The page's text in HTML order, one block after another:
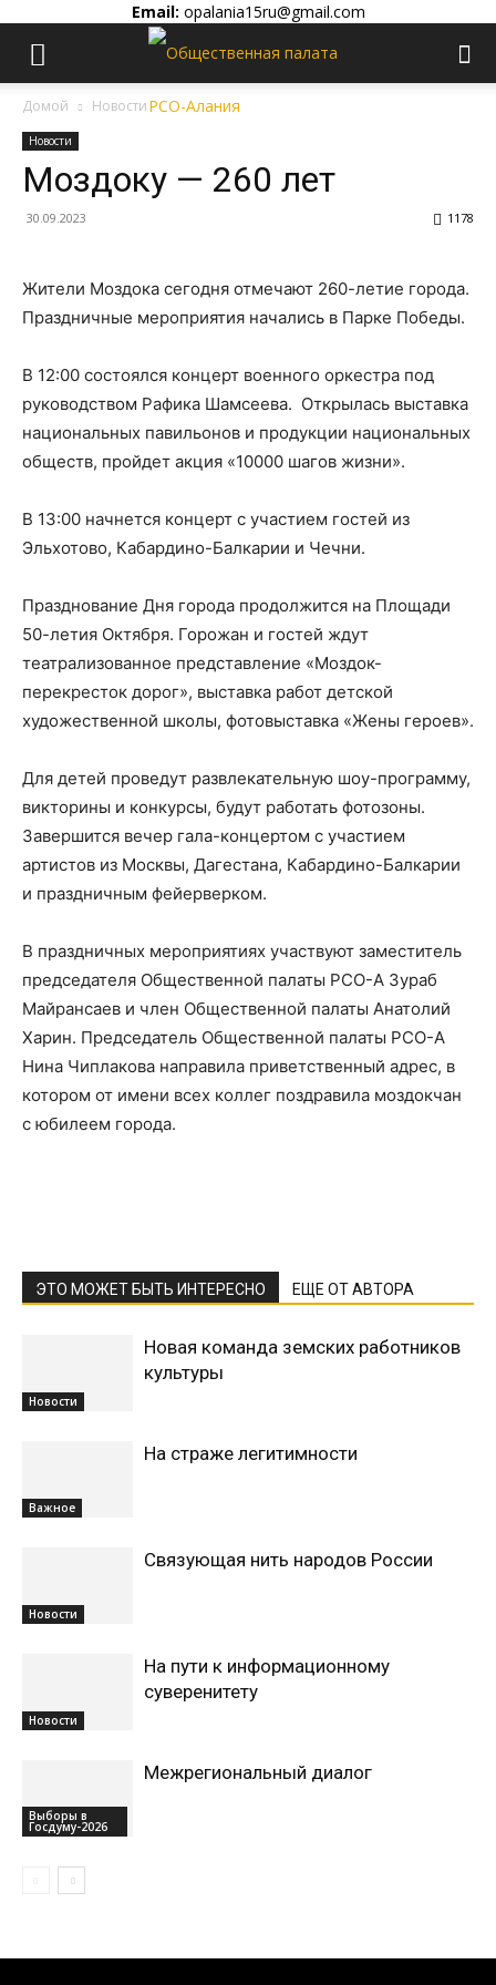
Email: opalania15ru@gmail.com
Домой Новости
Новости
Моздоку — 260 лет
30.09.2023 1178
Жители Моздока сегодня отмечают 260-летие города.
Праздничные мероприятия начались в Парке Победы.
В 12:00 состоялся концерт военного оркестра под
руководством Рафика Шамсеева. Открылась выставка
национальных павильонов и продукции национальных
обществ, пройдет акция «10000 шагов жизни».
В 13:00 начнется концерт с участием гостей из
Эльхотово, Кабардино-Балкарии и Чечни.
Празднование Дня города продолжится на Площади
50-летия Октября. Горожан и гостей ждут
театрализованное представление «Моздок-
перекресток дорог», выставка работ детской
художественной школы, фотовыставка «Жены героев».
Для детей проведут развлекательную шоу-программу,
викторины и конкурсы, будут работать фотозоны.
Завершится вечер гала-концертом с участием
артистов из Москвы, Дагестана, Кабардино-Балкарии
и праздничным фейерверком.
В праздничных мероприятиях участвуют заместитель
председателя Общественной палаты РСО-А Зураб
Майрансаев и член Общественной палаты Анатолий
Харин. Председатель Общественной палаты РСО-А
Нина Чиплакова направила приветственный адрес, в
котором от имени всех коллег поздравила моздокчан
с юбилеем города.
ЭТО МОЖЕТ БЫТЬ ИНТЕРЕСНО ЕЩЕ ОТ АВТОРА
Новости
Новая команда земских работников
культуры
Важное
На страже легитимности
Новости
Связующая нить народов России
Новости
На пути к информационному
суверенитету
Выборы в
Госдуму-2026
Межрегиональный диалог